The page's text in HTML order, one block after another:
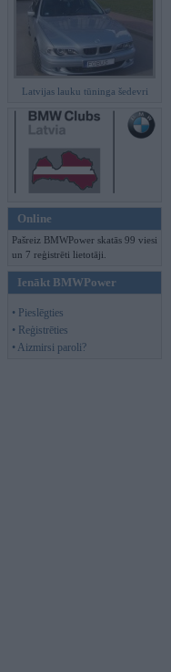
Latvijas lauku tūninga šedevri
Online
Pašreiz BMWPower skatās 99 viesi
un 7 reģistrēti lietotāji.
Ienākt BMWPower
• Pieslēgties
• Reģistrēties
• Aizmirsi paroli?